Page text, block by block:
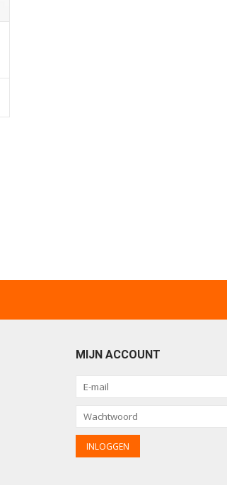
MIJN ACCOUNT